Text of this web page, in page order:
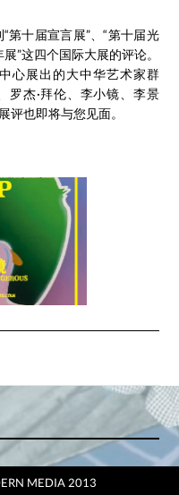
第十届宣言展”、“第十届光
”这四个国际大展的评论。
心展出的大中华艺术家群
罗杰·拜伦、李小镜、李景
评也即将与您见面。
MEDIA 2013